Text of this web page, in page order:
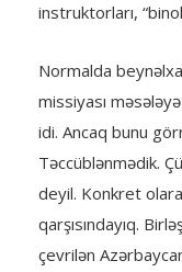
instruktorları,
Normalda
missiyası
idi. Ancaq bunu
Təccüblənmədik.
deyil. Konkret
qarşısındayıq.
çevrilən